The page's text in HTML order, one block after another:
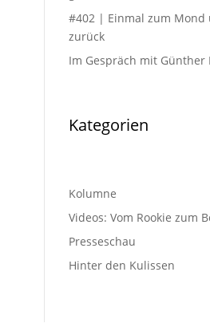
#402 | Einmal zum Mond
zurück
Im Gespräch mit
Kategorien
Kolumne
Videos: Vom Rookie zum
Presseschau
Hinter den Kulissen